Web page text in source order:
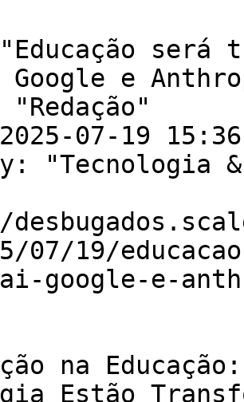
será
Google e
07-19
"Tecnologia
07/19/
google-e-
na
Estão